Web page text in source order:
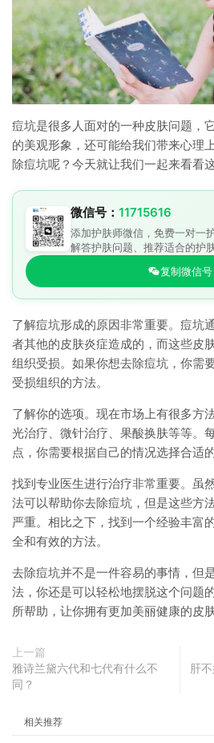
痘坑是很多人面对的一种皮肤问题，
的美观形象，还可能给我们带来心理
除痘坑呢？今天就让我们一起来看看
微信号： 11715616
添加护肤师微信，免费一对一
解答护肤问题、推荐适合的护
复制微信号
了解痘坑形成的原因非常重要。痘坑
者其他的皮肤炎症造成的，而这些皮
组织受损。如果你想去除痘坑，你需
受损组织的方法。
了解你的选项。现在市场上有很多方
光治疗、微针治疗、果酸换肤等等。
点，你需要根据自己的情况选择合适的
找到专业医生进行治疗非常重要。虽
法可以帮助你去除痘坑，但是这些方
严重。相比之下，找到一个经验丰富
全和有效的方法。
去除痘坑并不是一件容易的事情，但
法，你还是可以轻松地摆脱这个问题
所帮助，让你拥有更加美丽健康的皮肤
上一篇
雅诗兰黛六代和七代有什么不
同？
肝
相关推荐